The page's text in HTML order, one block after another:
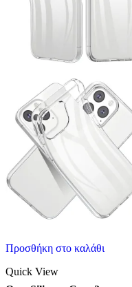
Προσθήκη στο καλάθι
Quick View